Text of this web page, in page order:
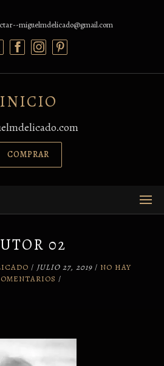
miguelmdelicado@gmail.com
INICIO
COMPRAR
02
/ JULIO 27, 2019/ NO HAY
/